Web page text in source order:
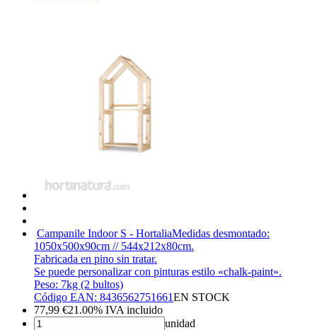
Campanile Indoor S - HortaliaMedidas desmontado:
1050x500x90cm // 544x212x80cm.
Fabricada en pino sin tratar.
Se puede personalizar con pinturas estilo «chalk-paint».
Peso: 7kg (2 bultos)
Código EAN: 8436562751661EN STOCK
77,99 €21.00% IVA incluido
unidad